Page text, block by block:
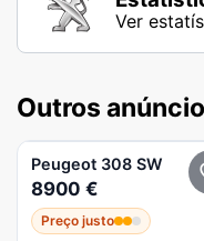
Ver
Outros
Peugeot 308 SW
8900 €
Preço justo